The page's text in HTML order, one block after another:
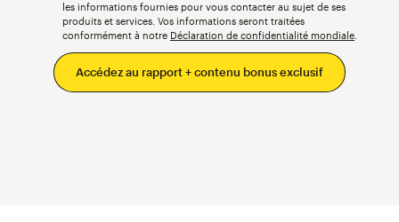
les informations fournies pour vous contacter au sujet de ses
produits et services. Vos informations seront traitées
conformément à notre Déclaration de confidentialité mondiale